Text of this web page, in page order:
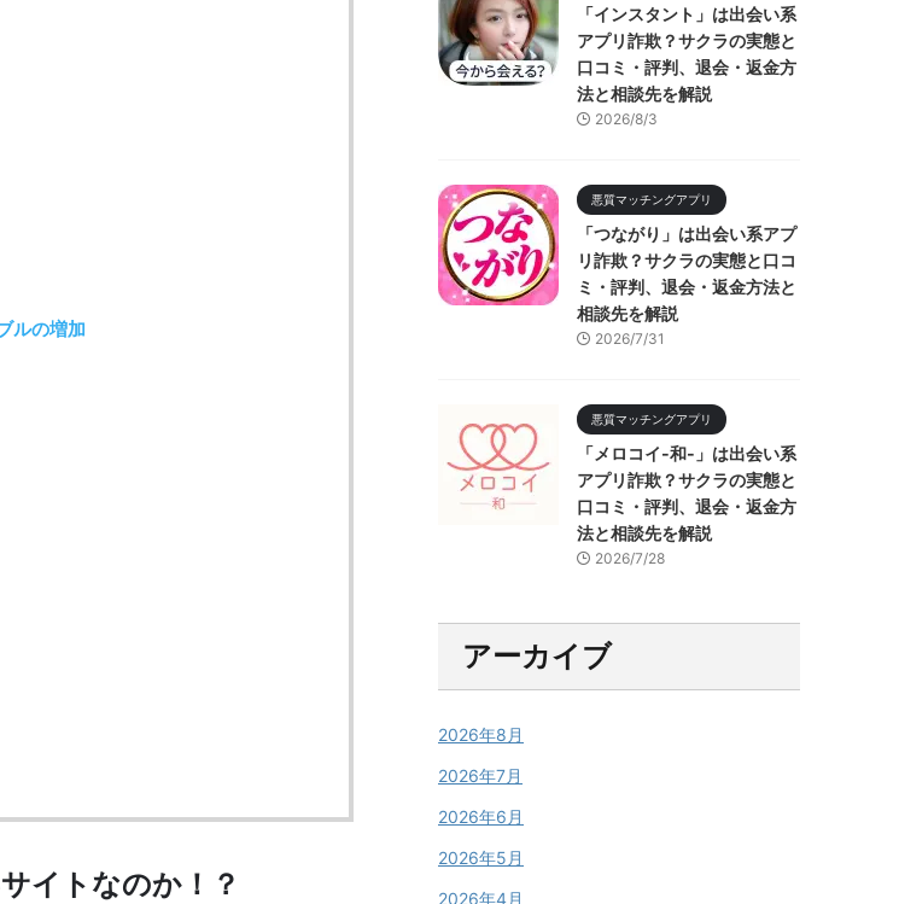
ルの増加
イトなのか！？
「インスタント」は出会い系
アプリ詐欺？サクラの実態と
口コミ・評判、退会・返金方
法と相談先を解説
2026/8/3
悪質マッチングアプリ
「つながり」は出会い系アプ
リ詐欺？サクラの実態と口コ
ミ・評判、退会・返金方法と
相談先を解説
2026/7/31
悪質マッチングアプリ
「メロコイ-和-」は出会い系
アプリ詐欺？サクラの実態と
口コミ・評判、退会・返金方
法と相談先を解説
2026/7/28
アーカイブ
2026年8月
2026年7月
2026年6月
2026年5月
2026年4月